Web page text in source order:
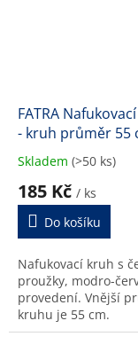
FATRA
- kruh průměr 55
ČERVENÉ PRUHY
Průměrné
produktu
4,5
5
hvězdiček.
Skladem (>50 ks)
185 Kč / ks
Do košíku
Nafukovací kruh s
proužky, modro-
provedení. Vnější
kruhu je 55 cm.